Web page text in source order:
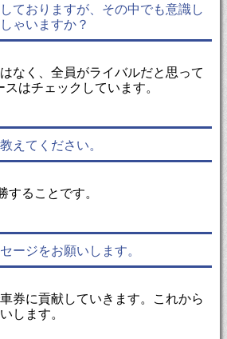
ておりますが、その中でも意識し
ゃいますか？
なく、全員がライバルだと思って
はチェックしています。
えてください。
ることです。
ージをお願いします。
券に貢献していきます。これから
します。